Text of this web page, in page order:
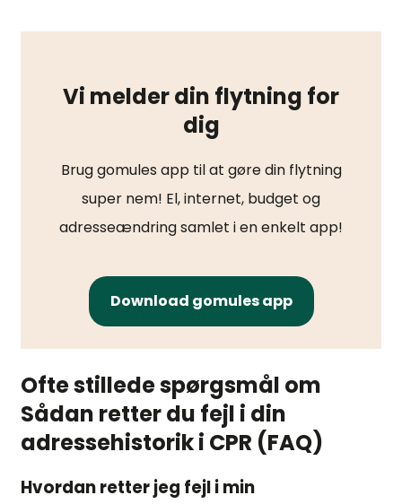
Vi melder din flytning for
dig
Brug gomules app til at gøre din flytning
super nem! El, internet, budget og
adresseændring samlet i en enkelt app!
Download gomules app
Ofte stillede spørgsmål om
Sådan retter du fejl i din
adressehistorik i CPR (FAQ)
Hvordan retter jeg fejl i min